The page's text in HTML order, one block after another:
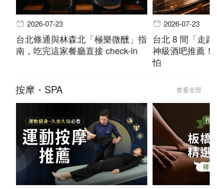
2026-07-23
台北條通與林森北「極樂微醺」指
南，吃完這家餐廳直接 check-in
2026-07-23
台北 8 間「走
神級酒吧推薦
怕
按摩・SPA 查看全部